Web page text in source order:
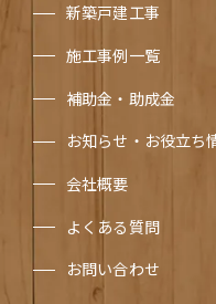
新築戸建工事
施工事例一覧
補助金・助成金
お知らせ・お役立ち
会社概要
よくある質問
お問い合わせ